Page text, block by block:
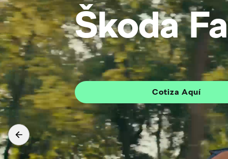
Škoda
Cotiza Aquí